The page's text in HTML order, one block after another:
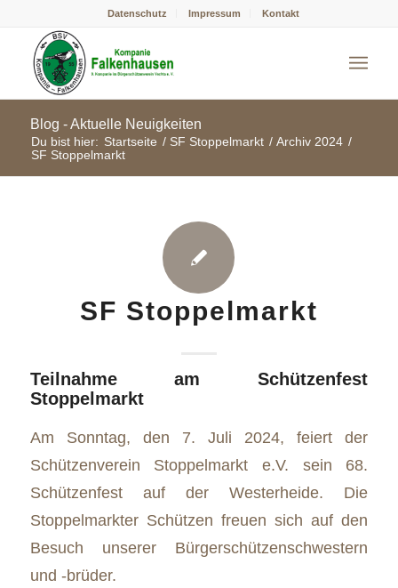
Datenschutz Impressum Kontakt
Blog - Aktuelle Neuigkeiten
Du bist hier: Startseite / SF Stoppelmarkt / Archiv 2024 /
SF Stoppelmarkt
SF Stoppelmarkt
Teilnahme am Schützenfest
Stoppelmarkt
Am Sonntag, den 7. Juli 2024, feiert der
Schützenverein Stoppelmarkt e.V. sein 68.
Schützenfest auf der Westerheide. Die
Stoppelmarkter Schützen freuen sich auf den
Besuch unserer Bürgerschützenschwestern
und -brüder.